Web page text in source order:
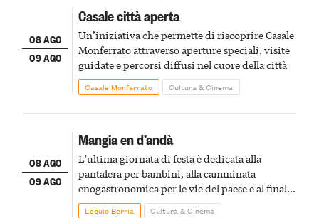
08 AGO
09 AGO
Casale città aperta
Un’iniziativa che permette di riscoprire Casale
Monferrato attraverso aperture speciali, visite
guidate e percorsi diffusi nel cuore della città
Casale Monferrato Cultura & Cinema
08 AGO
09 AGO
Mangia en d’andà
L'ultima giornata di festa è dedicata alla
pantalera per bambini, alla camminata
enogastronomica per le vie del paese e al finale
pirotecnico
Lequio Berria Cultura & Cinema